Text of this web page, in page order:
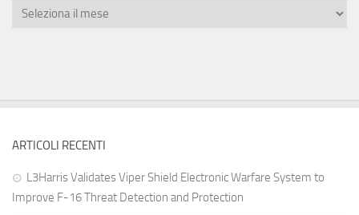
ARTICOLI RECENTI
L3Harris Validates Viper Shield Electronic Warfare System to
Improve F-16 Threat Detection and Protection